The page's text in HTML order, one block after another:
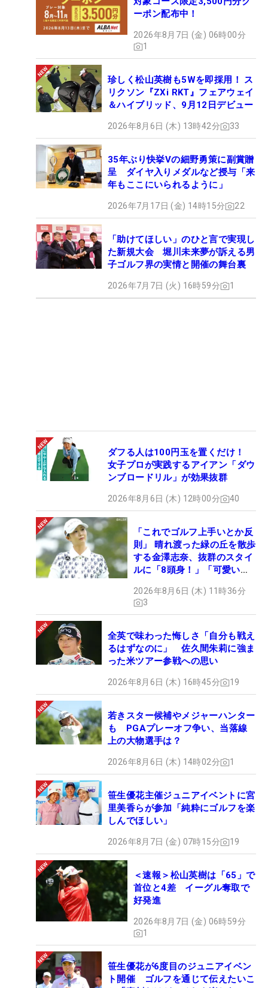
ーポン配布中！
2026年8月7日 (金) 06時00分
1
珍しく松山英樹も5Wを即採用！ ス
リクソン『ZXi RKT』フェアウェイ
＆ハイブリッド、9月12日デビュー
2026年8月6日 (木) 13時42分 33
35年ぶり快挙Vの細野勇策に副賞贈
呈 ダイヤ入りメダルなど授与「来
年もここにいられるように」
2026年7月17日 (金) 14時15分 22
「助けてほしい」のひと言で実現し
た新規大会 堀川未来夢が訴える男
子ゴルフ界の実情と開催の舞台裏
2026年7月7日 (火) 16時59分 1
ダフる人は100円玉を置くだけ！
女子プロが実践するアイアン「ダウ
ンブロードリル」が効果抜群
2026年8月6日 (木) 12時00分 40
「これでゴルフ上手いとか反
則」 晴れ渡った緑の丘を散歩
する金澤志奈、抜群のスタイ
ルに「8頭身！」「可愛いに
2026年8月6日 (木) 11時36分
3
全英で味わった悔しさ「自分も戦え
るはずなのに」 佐久間朱莉に強ま
った米ツアー参戦への思い
2026年8月6日 (木) 16時45分 19
若きスター候補やメジャーハンター
も PGAプレーオフ争い、当落線
上の大物選手は？
2026年8月6日 (木) 14時02分 1
笹生優花主催ジュニアイベントに宮
里美香らが参加「純粋にゴルフを楽
しんでほしい」
2026年8月7日 (金) 07時15分 19
＜速報＞松山英樹は「65」で
首位と4差 イーグル奪取で
好発進
2026年8月7日 (金) 06時59分
1
笹生優花が6度目のジュニアイベン
ト開催 ゴルフを通じて伝えたいこ